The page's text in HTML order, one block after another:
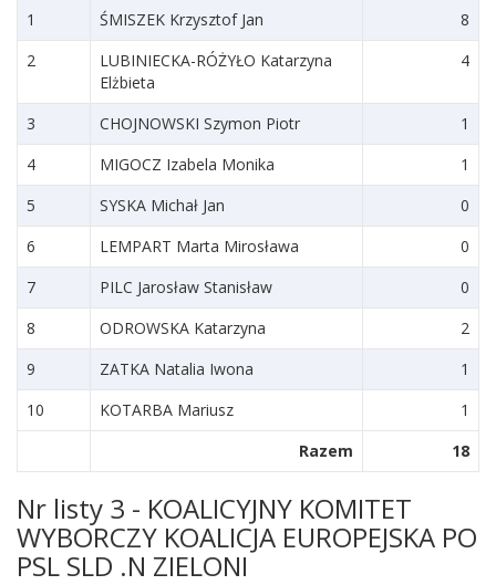
1
ŚMISZEK Krzysztof Jan
8
2
LUBINIECKA-RÓŻYŁO Katarzyna
Elżbieta
4
3 CHOJNOWSKI Szymon Piotr
1
4
MIGOCZ Izabela Monika
1
5
SYSKA Michał Jan
0
6
LEMPART Marta Mirosława
0
7
PILC Jarosław Stanisław
0
8
ODROWSKA Katarzyna
2
9
ZATKA Natalia Iwona
1
10
KOTARBA Mariusz
1
Razem
18
Nr listy 3 - KOALICYJNY KOMITET
WYBORCZY KOALICJA EUROPEJSKA PO
PSL SLD .N ZIELONI